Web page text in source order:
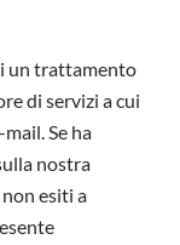
un trattamento
di servizi a cui
Se ha
nostra
esiti a